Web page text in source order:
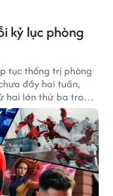
kỷ lục phòng
tục thống trị phòng
đầy hai tuần,
hai lớn thứ ba trong